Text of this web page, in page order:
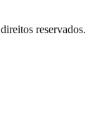
reservados.